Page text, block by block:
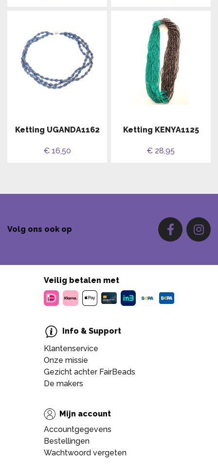
Ketting UGANDA1162
€ 16,50
Ketting KENYA1125
€ 28,95
Volg ons ook op
Veilig betalen met
Info & Support
Klantenservice
Onze missie
Gezicht achter FairBeads
De makers
Mijn account
Accountgegevens
Bestellingen
Wachtwoord vergeten